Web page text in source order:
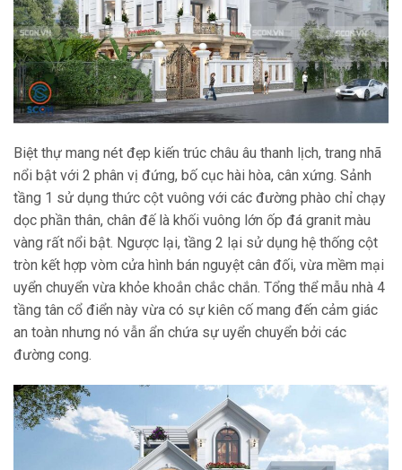
Biệt thự mang nét đẹp kiến trúc châu âu thanh lịch, trang nhã
nổi bật với 2 phân vị đứng, bố cục hài hòa, cân xứng. Sảnh
tầng 1 sử dụng thức cột vuông với các đường phào chỉ chạy
dọc phần thân, chân đế là khối vuông lớn ốp đá granit màu
vàng rất nổi bật. Ngược lại, tầng 2 lại sử dụng hệ thống cột
tròn kết hợp vòm cửa hình bán nguyệt cân đối, vừa mềm mại
uyển chuyển vừa khỏe khoắn chắc chắn. Tổng thể mẫu nhà 4
tầng tân cổ điển này vừa có sự kiên cố mang đến cảm giác
an toàn nhưng nó vẫn ẩn chứa sự uyển chuyển bởi các
đường cong.